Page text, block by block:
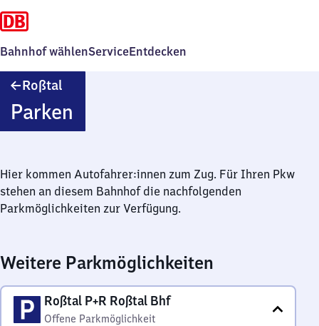
Bahnhof wählenServiceEntdecken
Roßtal
Parken
Hier kommen Autofahrer:innen zum Zug. Für Ihren Pkw
stehen an diesem Bahnhof die nachfolgenden
Parkmöglichkeiten zur Verfügung.
Weitere Parkmöglichkeiten
Roßtal P+R Roßtal Bhf
Offene Parkmöglichkeit